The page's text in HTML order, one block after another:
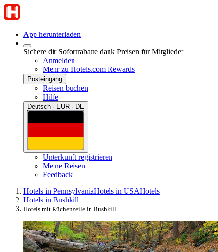
App herunterladen
Sichere dir Sofortrabatte dank Preisen für Mitglieder
Anmelden
Mehr zu Hotels.com Rewards
Posteingang
Reisen buchen
Hilfe
Deutsch · EUR · DE
Unterkunft registrieren
Meine Reisen
Feedback
Hotels in PennsylvaniaHotels in USAHotels
Hotels in Bushkill
Hotels mit Küchenzeile in Bushkill